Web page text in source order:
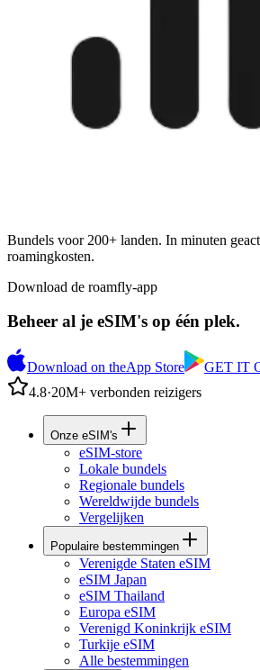
Bundels voor 200+ landen. In minuten
roamingkosten.
Download de roamfly-app
Beheer al je eSIM's op één plek.
Download on theApp Store GET IT
4.8·20M+ verbonden reizigers
Onze eSIM's
eSIM-store
Lokale bundels
Regionale bundels
Wereldwijde bundels
Vergelijken
Populaire bestemmingen
Verenigde Staten eSIM
eSIM Japan
eSIM Thailand
Europa eSIM
Verenigd Koninkrijk eSIM
Turkije eSIM
Alle bestemmingen